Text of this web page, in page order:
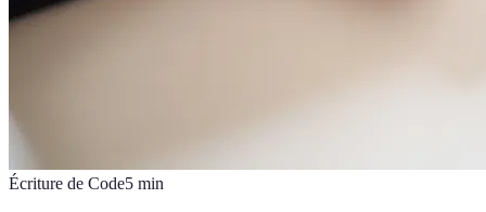
Écriture de Code5 min